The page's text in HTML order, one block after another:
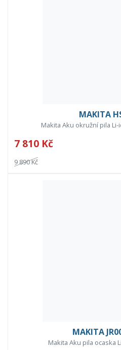
MAKITA
Makita Aku okružní pila Li-
7 810 Kč
9 890 Kč
MAKITA
Makita Aku pila ocaska